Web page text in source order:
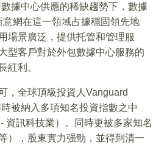
據中心供應的稀缺趨勢下，數據
網在這一領域占據穩固領先地
場景廣泛，提供托管和管理服
型客戶對於外包數據中心服務的
紅利。
，全球頂級投資人Vanguard
被納入多項知名投資指數之中
資訊科技業）。同時更被多家知名
），股東實力强勁，並得到清一